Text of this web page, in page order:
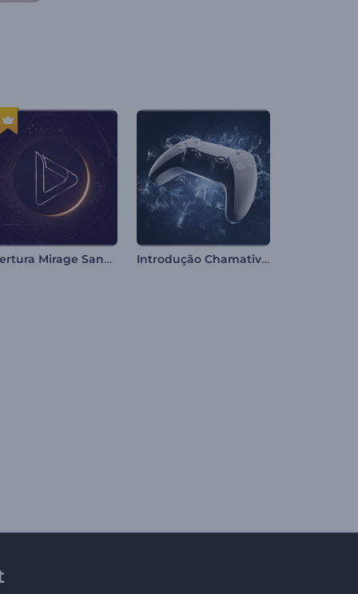
Abertura Mirage Sandscape Introdução Chamativa com Controle de Videogame